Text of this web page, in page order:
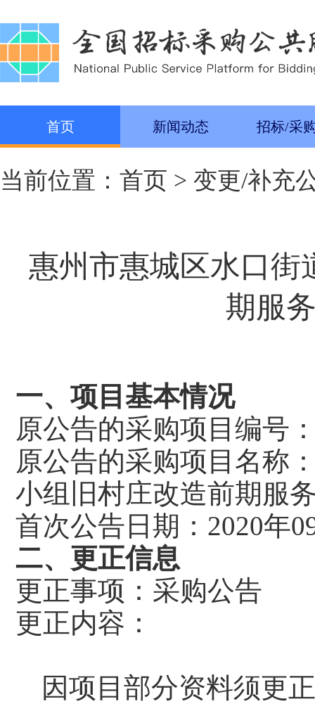
首页 新闻动态 招标/采
当前位置： 首页 > 变更/补充
惠州市惠城区水口街
期服
一、项目基本情况
原公告的采购项目
原公告的采购项目名称
小组旧村庄改造前
首次公告日期：
二、更正信息
更正事项：采购公告
更正内容：
因项目部分资料须更